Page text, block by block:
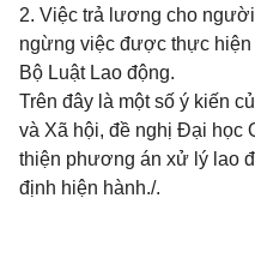
2. Việc trả lương cho
ngừng việc được thực hiện
Bộ Luật Lao động.
Trên đây là một số ý kiến
và Xã hội, đề nghị Đại học
thiện phương án xử lý lao
định hiện hành./.